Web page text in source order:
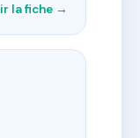
la fiche →